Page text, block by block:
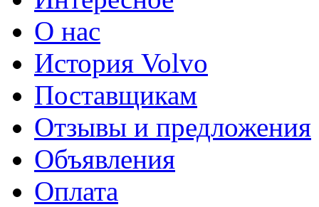
О нас
История Volvo
Поставщикам
Отзывы и предложения
Объявления
Оплата